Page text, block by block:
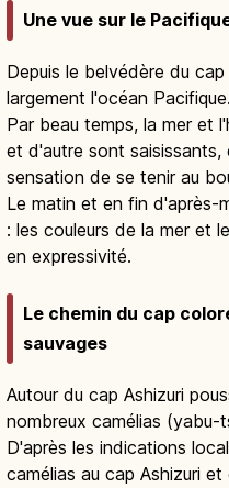
Une vue sur le
Depuis le belvédère du
largement l'océan Pacifique.
Par beau temps, la mer et
et d'autre sont
sensation de se tenir au
Le matin et en fin d'après-
: les couleurs de la mer et
en expressivité.
Le chemin du cap
sauvages
Autour du cap Ashizuri
nombreux camélias (yabu-
D'après les indications
camélias au cap Ashizuri